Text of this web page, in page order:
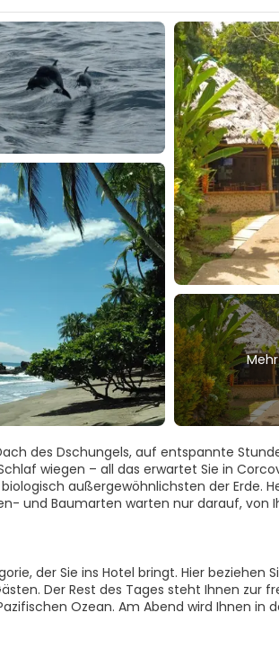
des Dschungels, auf entspannte
wiegen – all das erwartet Sie in
außergewöhnlichsten der Erde.
und Baumarten warten nur darauf, von
der Sie ins Hotel bringt. Hier beziehen
Der Rest des Tages steht Ihnen zur
Ozean. Am Abend wird Ihnen in